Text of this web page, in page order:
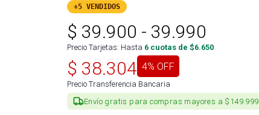
+5 VENDIDOS
$ 39.900 - 39.990
Precio Tarjetas: Hasta 6 cuotas de $6.650
$ 38.304 4% OFF
Precio Transferencia Bancaria
Envío gratis para compras mayores a $149.999